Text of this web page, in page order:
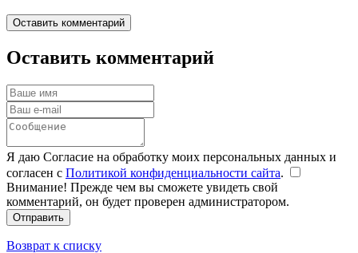
Оставить комментарий
Оставить комментарий
Я даю Согласие на обработку моих персональных данных и
согласен с Политикой конфиденциальности сайта.
Внимание! Прежде чем вы сможете увидеть свой
комментарий, он будет проверен администратором.
Отправить
Возврат к списку